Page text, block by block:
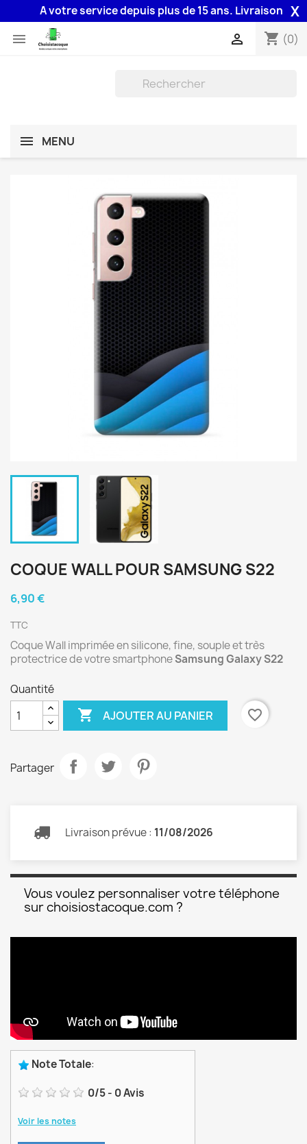
A votre service depuis plus de 15 ans. Livraison 48H X
 shopping_cart (0)

MENU
COQUE WALL POUR SAMSUNG S22
6,90 €
TTC
Coque Wall imprimée en silicone, fine, souple et très
protectrice de votre smartphoneSamsung Galaxy S22
Quantité
 AJOUTER AU PANIER favorite_border
Partager
Livraison prévue : 11/08/2026
Vous voulez personnaliser votre téléphone
sur choisiostacoque.com ?
Note Totale:
0/5- 0Avis
Voir les notes